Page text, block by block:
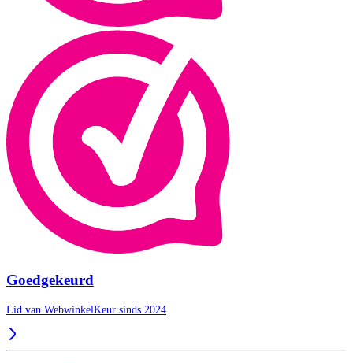
Goedgekeurd
Lid van WebwinkelKeur sinds 2024